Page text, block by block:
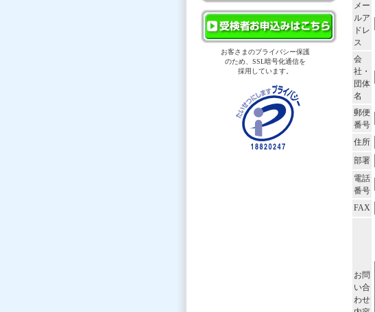
お客さまのプライバシー保護
のため、SSL暗号化通信を
採用しています。
メー
ルア
ドレ
ス
会
社・
団体
名
郵便
番号
住所
部署
電話
番号
FAX
お問
い合
わせ